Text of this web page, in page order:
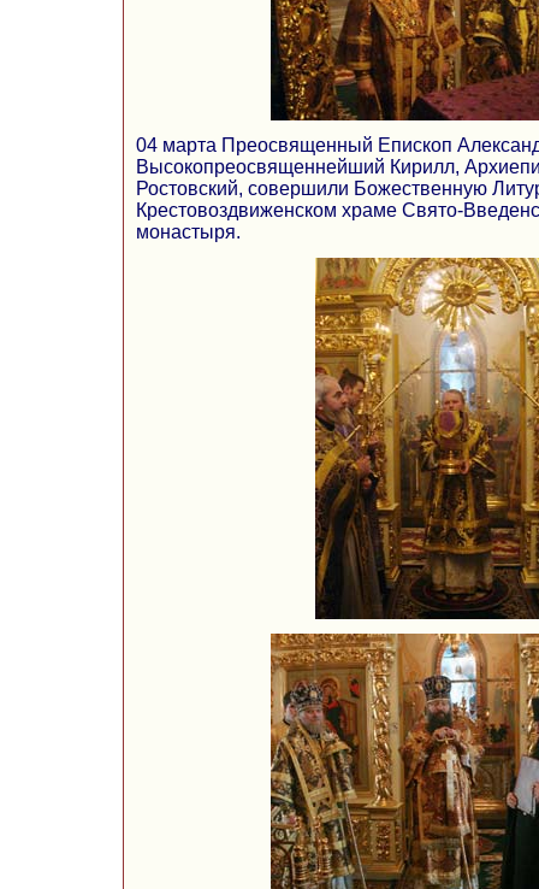
04 марта Преосвященный Епископ
Высокопреосвященнейший Кирилл,
Ростовский, совершили Божественную
Крестовоздвиженском храме Свято-
монастыря.